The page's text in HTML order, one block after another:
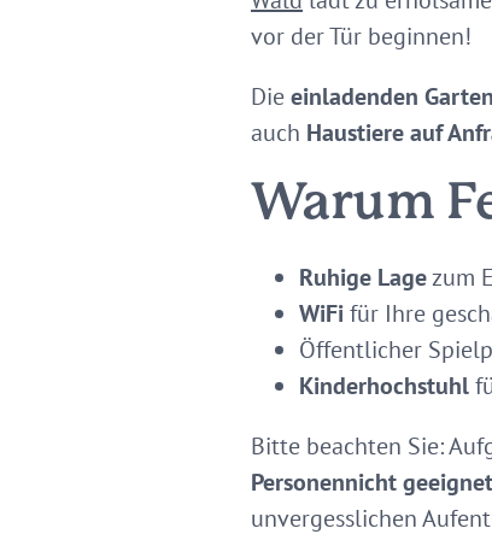
vor der Tür beginnen!
Dieeinladenden
auch Haustiere auf
Warum
Ruhige Lagezum
WiFifür Ihre
Öffentlicher
Kinderhochstuhl
Bitte beachten Sie:
Personennicht geeignet
unvergesslichen